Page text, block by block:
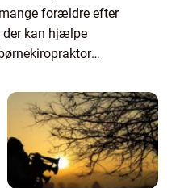
forældre efter
der kan hjælpe